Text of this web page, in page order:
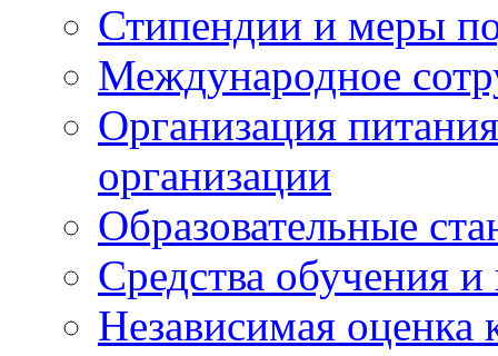
Стипендии и меры
Международное
Организация
организации
Образовательные
Средства обучения и
Независимая оценка